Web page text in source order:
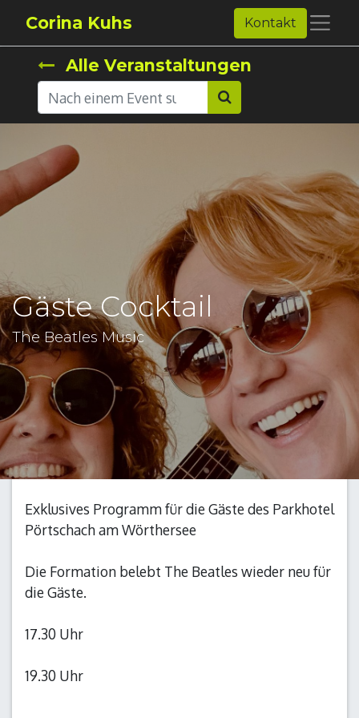
Corina Kuhs Kontakt
Alle Veranstaltungen
Gäste Cocktail
The Beatles Music
Exklusives Programm für die Gäste des Parkhotel
Pörtschach am Wörthersee
Die Formation belebt The Beatles wieder neu für
die Gäste.
17.30 Uhr
19.30 Uhr